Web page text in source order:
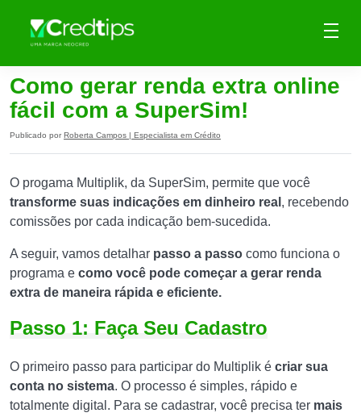
Como gerar renda extra online
fácil com a SuperSim!
Publicado por Roberta Campos | Especialista em Crédito
O progama Multiplik, da SuperSim, permite que você
transforme suas indicações em dinheiro real , recebendo
comissões por cada indicação bem-sucedida.
A seguir, vamos detalhar passo a passo como funciona o
programa e como você pode começar a gerar renda
extra de maneira rápida e eficiente.
Passo 1: Faça Seu Cadastro
O primeiro passo para participar do Multiplik é criar sua
conta no sistema. O processo é simples, rápido e
totalmente digital. Para se cadastrar, você precisa ter mais